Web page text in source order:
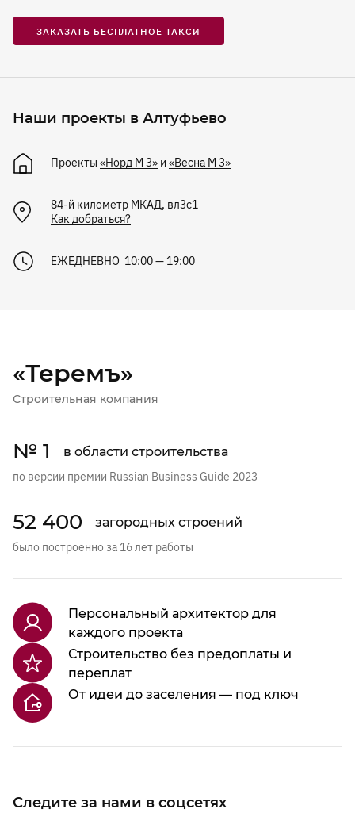
ЗАКАЗАТЬ БЕСПЛАТНОЕ ТАКСИ
Наши проекты в Алтуфьево
Проекты «Норд М 3» и «Весна М 3»
84-й километр МКАД, вл3с1
Как добраться?
ЕЖЕДНЕВНО 10:00 — 19:00
«Теремъ»
Строительная компания
№ 1 в области строительства
по версии премии Russian Business Guide 2023
52 400 загородных строений
было построенно за 16 лет работы
Следите за нами в соцсетях
Персональный архитектор для
каждого проекта
Строительство без предоплаты и
переплат
От идеи до заселения — под ключ